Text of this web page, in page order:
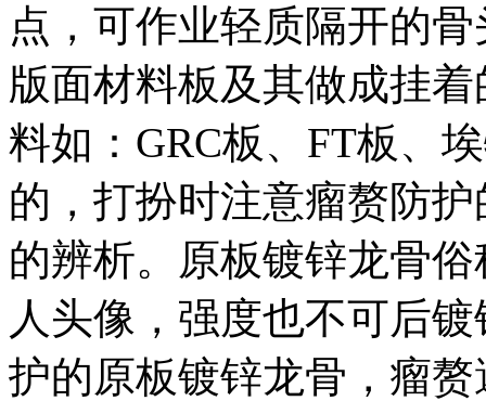
点，可作业轻质隔开的
版面材料板及其做成挂
料如：GRC板、FT板、
的，打扮时注意瘤赘防
的辨析。原板镀锌龙骨
人头像，强度也不可后
护的原板镀锌龙骨，瘤